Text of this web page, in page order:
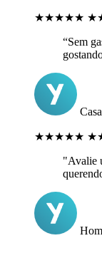
★★★★★
“Sem
★★★★★
"Avalie